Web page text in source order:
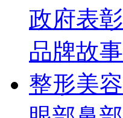
政府表彰
品牌故事
整形美容